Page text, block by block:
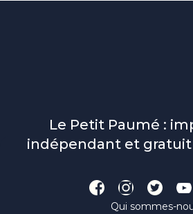
Le Petit Paumé :
indépendant et gratuit
Qui sommes-